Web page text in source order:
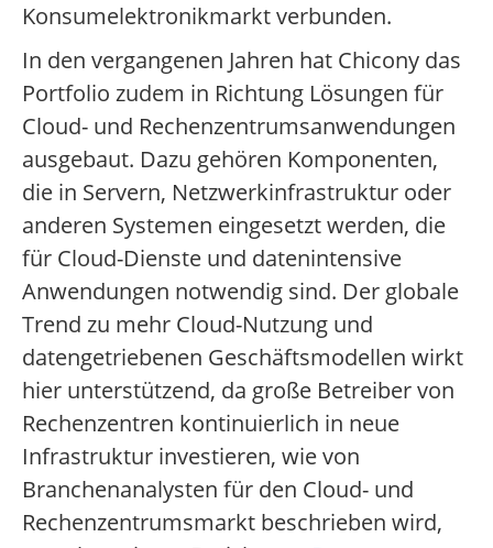
Konsumelektronikmarkt verbunden.
In den vergangenen Jahren hat Chicony das
Portfolio zudem in Richtung Lösungen für
Cloud- und Rechenzentrumsanwendungen
ausgebaut. Dazu gehören Komponenten,
die in Servern, Netzwerkinfrastruktur oder
anderen Systemen eingesetzt werden, die
für Cloud-Dienste und datenintensive
Anwendungen notwendig sind. Der globale
Trend zu mehr Cloud-Nutzung und
datengetriebenen Geschäftsmodellen wirkt
hier unterstützend, da große Betreiber von
Rechenzentren kontinuierlich in neue
Infrastruktur investieren, wie von
Branchenanalysten für den Cloud- und
Rechenzentrumsmarkt beschrieben wird,